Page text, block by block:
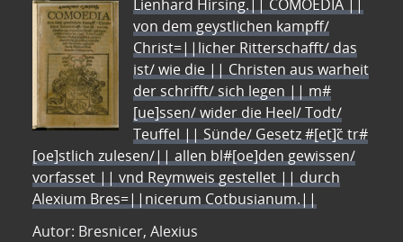
Lienhard Hirsing.|| COMOEDIA ||
von dem geystlichen kampff/
Christ=||licher Ritterschafft/ das
ist/ wie die || Christen aus warheit
der schrifft/ sich legen || m#
[ue]ssen/ wider die Heel/ Todt/
Teuffel || Sünde/ Gesetz #[et]c̃ tr#
[oe]stlich zulesen/|| allen bl#[oe]den gewissen/
vorfasset || vnd Reymweis gestellet || durch
Alexium Bres=||nicerum Cotbusianum.||
Autor: Bresnicer, Alexius